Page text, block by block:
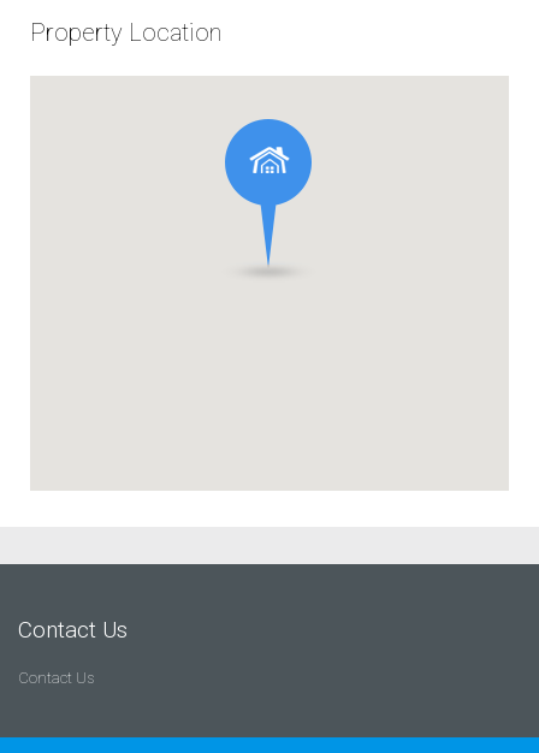
Property Location
Contact Us
Contact Us